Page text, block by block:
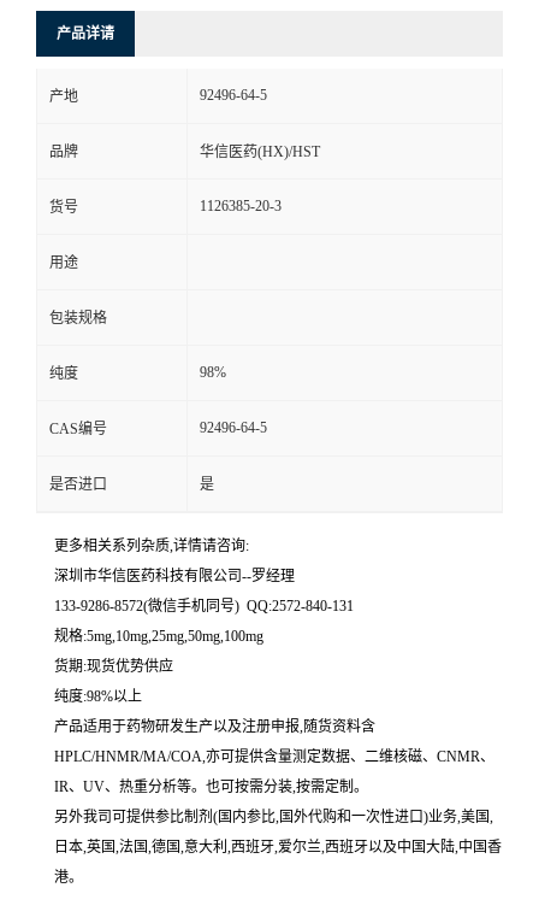
方
产品详请
产地 92496-64-5
品牌 华信医药(HX)/HST
货号 1126385-20-3
用途
包装规格
纯度 98%
CAS编号 92496-64-5
是否进口 是
更多相关系列杂质,详情请咨询:
深圳市华信医药科技有限公司--罗经理
133-9286-8572(微信手机同号) QQ:2572-840-131
规格:5mg,10mg,25mg,50mg,100mg
货期:现货优势供应
纯度:98%以上
产品适用于药物研发生产以及注册申报,随货资料含
HPLC/HNMR/MA/COA,亦可提供含量测定数据、二维核磁、CNMR、
IR、UV、热重分析等。也可按需分装,按需定制。
另外我司可提供参比制剂(国内参比,国外代购和一次性进口)业务,美国,
日本,英国,法国,德国,意大利,西班牙,爱尔兰,西班牙以及中国大陆,中国香
港。